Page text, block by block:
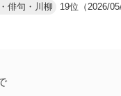
俳句・川柳 19位（2026/